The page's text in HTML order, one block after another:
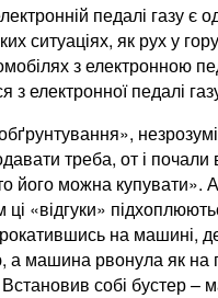
педалі газу є
ситуаціях, як рух у
з електронною
електронної педалі
обґрунтування»,
треба, от і
його можна купувати».
ці «відгуки»
на машині,
а машина рвонула як на
собі бустер –